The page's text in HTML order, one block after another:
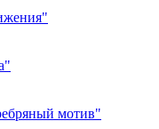
мотив"